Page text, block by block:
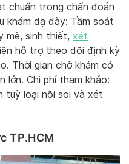
chuẩn trong chẩn đoán
khám dạ dày: Tầm soát
mê, sinh thiết, xét
hỗ trợ theo dõi định kỳ
Thời gian chờ khám có
lớn. Chi phí tham khảo:
tuỳ loại nội soi và xét
TP.HCM